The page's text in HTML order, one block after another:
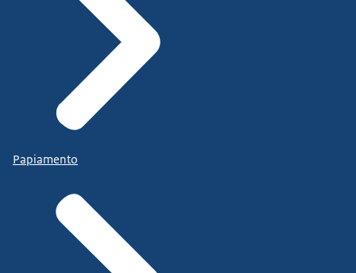
Papiamento